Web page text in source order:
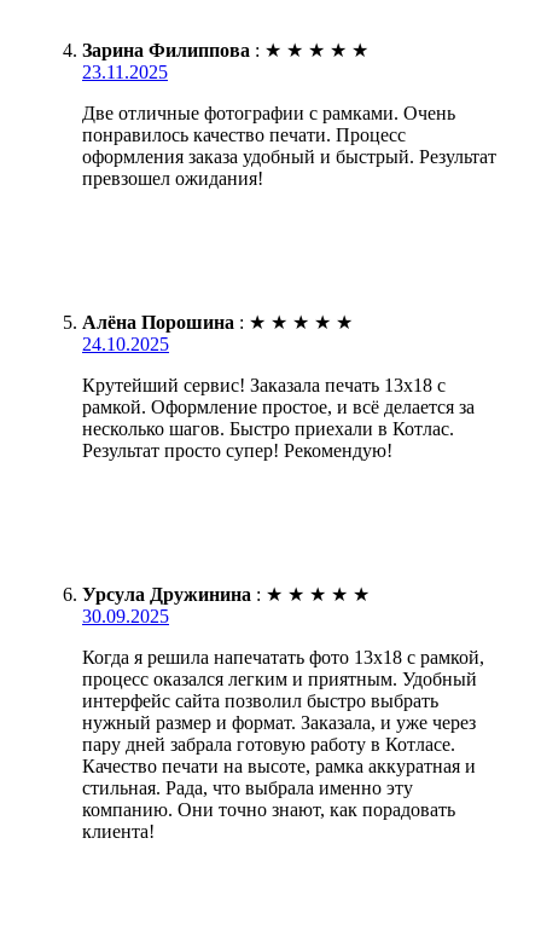
Зарина Филиппова : ★ ★ ★ ★ ★
23.11.2025
Две отличные фотографии с рамками. Очень
понравилось качество печати. Процесс
оформления заказа удобный и быстрый. Результат
превзошел ожидания!
Алёна Порошина : ★ ★ ★ ★ ★
24.10.2025
Крутейший сервис! Заказала печать 13х18 с
рамкой. Оформление простое, и всё делается за
несколько шагов. Быстро приехали в Котлас.
Результат просто супер! Рекомендую!
Урсула Дружинина : ★ ★ ★ ★ ★
30.09.2025
Когда я решила напечатать фото 13х18 с рамкой,
процесс оказался легким и приятным. Удобный
интерфейс сайта позволил быстро выбрать
нужный размер и формат. Заказала, и уже через
пару дней забрала готовую работу в Котласе.
Качество печати на высоте, рамка аккуратная и
стильная. Рада, что выбрала именно эту
компанию. Они точно знают, как порадовать
клиента!